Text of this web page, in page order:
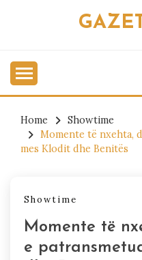
Home
Showtime
Momente të nxehta,
mes Klodit dhe Benitës
Showtime
Momente të
e